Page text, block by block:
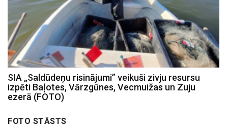
SIA „Saldūdeņu risinājumi” veikuši zivju resursu
izpēti Baļotes, Vārzgūnes, Vecmuižas un Zuju
ezerā (FOTO)
FOTO STĀSTS